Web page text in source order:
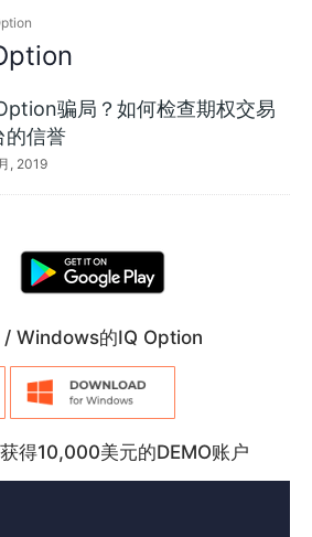
骗局？如何检查期权交易
的信誉
, 2019
/ Windows的IQ Option
得10,000美元的DEMO账户